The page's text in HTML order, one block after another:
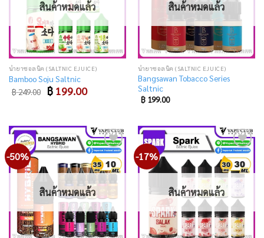
สินค้าหมดแล้ว
น้ำยาซอลนิค (SALTNIC EJUICE)
Bamboo Soju Saltnic
฿249.00 Original
price
฿ 199.00Current
price
สินค้าหมดแล้ว
น้ำยาซอลนิค (SALTNIC EJUICE)
Bangsawan Tobacco Series
Saltnic
฿199.00
-50%
Add
to
wishlist
สินค้าหมดแล้ว
-17%
Add
to
wishlist
สินค้าหมดแล้ว